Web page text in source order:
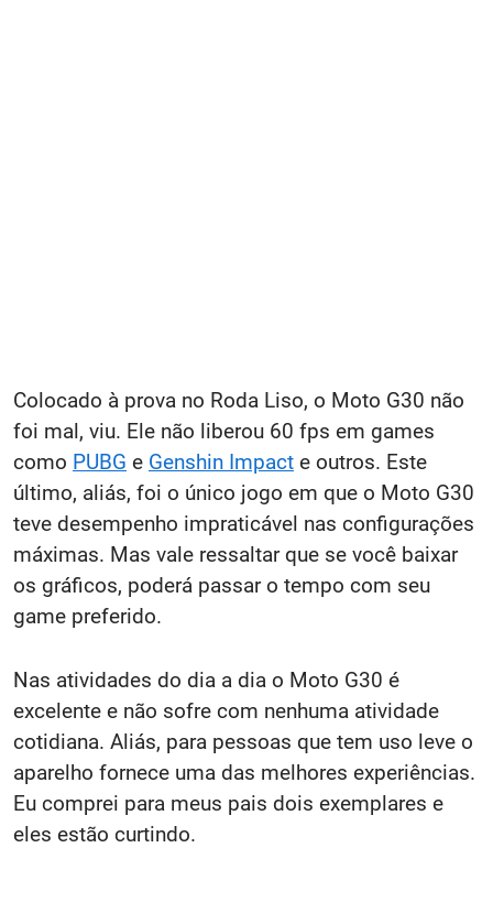
Colocado à prova no Roda Liso, o Moto G30 não
foi mal, viu. Ele não liberou 60 fps em games
como PUBG e Genshin Impact e outros. Este
último, aliás, foi o único jogo em que o Moto G30
teve desempenho impraticável nas configurações
máximas. Mas vale ressaltar que se você baixar
os gráficos, poderá passar o tempo com seu
game preferido.
Nas atividades do dia a dia o Moto G30 é
excelente e não sofre com nenhuma atividade
cotidiana. Aliás, para pessoas que tem uso leve o
aparelho fornece uma das melhores experiências.
Eu comprei para meus pais dois exemplares e
eles estão curtindo.